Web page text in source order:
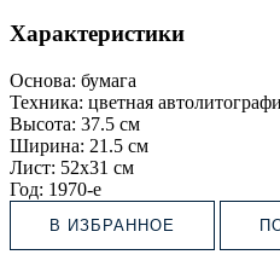
Характеристики
Основа: бумага
Техника: цветная
Высота: 37.5 см
Ширина: 21.5 см
Лист: 52х31 см
Год: 1970-е
В ИЗБРАННОЕ